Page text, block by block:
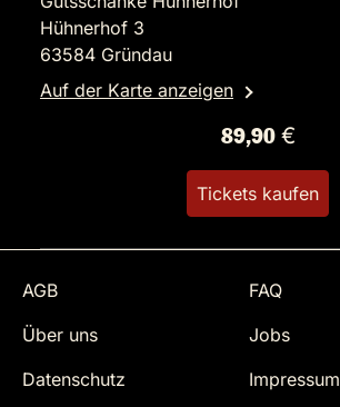
Hühnerhof 3
63584 Gründau
Auf der Karte anzeigen
89,90 €
Tickets kaufen
AGB
FAQ
Über uns
Jobs
Datenschutz
Impressum